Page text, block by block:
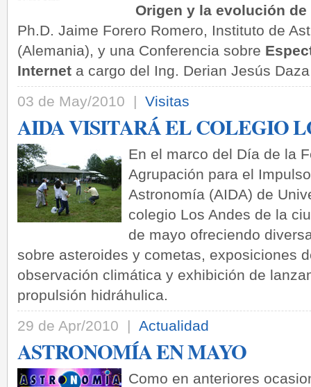
Origen y la evolución
Ph.D. Jaime Forero Romero, Instituto de
(Alemania), y una Conferencia sobre
Internet a cargo del Ing. Derian Jesús
03 de May/2010 | Visitas
AIDA VISITARÁ EL COLEGIO
En el marco del Día de la
Agrupación para el
Astronomía (AIDA) de
colegio Los Andes de la
de mayo ofreciendo
sobre asteroides y cometas, exposiciones
observación climática y exhibición de
propulsión hidráhulica.
29 de Apr/2010 | Actualidad
ASTRONOMÍA EN MAYO
Como en anteriores